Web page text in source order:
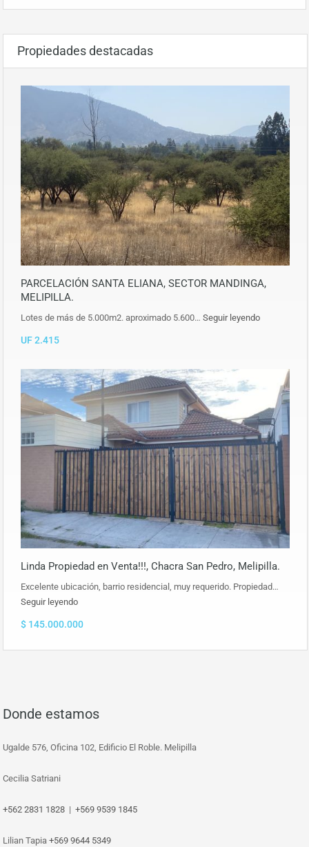
Propiedades destacadas
PARCELACIÓN SANTA ELIANA, SECTOR MANDINGA,
MELIPILLA.
Lotes de más de 5.000m2. aproximado 5.600… Seguir leyendo
UF 2.415
Linda Propiedad en Venta!!!, Chacra San Pedro, Melipilla.
Excelente ubicación, barrio residencial, muy requerido. Propiedad…
Seguir leyendo
$ 145.000.000
Donde estamos
Ugalde 576, Oficina 102, Edificio El Roble. Melipilla
Cecilia Satriani
+562 2831 1828 | +569 9539 1845
‎Lilian Tapia +569 9644 5349